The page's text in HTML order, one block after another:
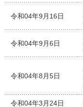
令和04年9月16日
令和04年9月6日
令和04年8月5日
令和04年3月24日